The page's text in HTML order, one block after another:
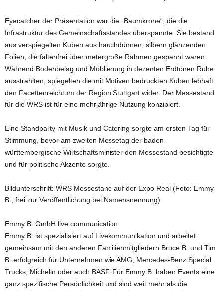
Eyecatcher der Präsentation war die „Baumkrone“, die die
Infrastruktur des Gemeinschaftsstandes überspannte. Sie bestand
aus verspiegelten Kuben aus hauchdünnen, silbern glänzenden
Folien, die faltenfrei über metergroße Rahmen gespannt waren.
Während Bodenbelag und Möblierung in dezenten Erdtönen Ruhe
ausstrahlten, spiegelten die mit Motiven bedruckten Kuben lebhaft
den Facettenreichtum der Region Stuttgart wider. Der Messestand
für die WRS ist für eine mehrjährige Nutzung konzipiert.
Eine Standparty mit Musik und Catering sorgte am ersten Tag für
Stimmung, bevor am zweiten Messetag der baden-
württembergische Wirtschaftsminister den Messestand besichtigte
und für politische Akzente sorgte.
Bildunterschrift: WRS Messestand auf der Expo Real (Foto: Emmy
B., frei zur Veröffentlichung bei Namensnennung)
Emmy B. GmbH live communication
Emmy B. ist spezialisiert auf Livekommunikation und arbeitet
gemeinsam mit den anderen Familienmitgliedern Bruce B. und Tim
B. erfolgreich für Unternehmen wie AMG, Mercedes-Benz Special
Trucks, Michelin oder auch BASF. Für Emmy B. haben Events eine
ganz spezifische Persönlichkeit und sind weit mehr als die